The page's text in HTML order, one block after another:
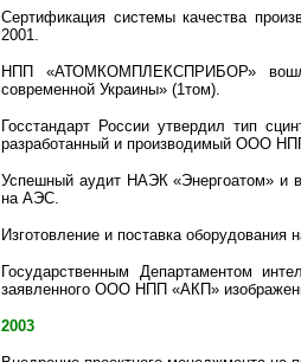
Сертификация системы качества
2001.
НПП «АТОМКОМПЛЕКСПРИБОР»
современной Украины» (1том).
Госстандарт России утвердил тип
разработанный и производимый ООО
Успешный аудит НАЭК «Энергоатом» и
на АЭС.
Изготовление и поставка оборудования
Государственным Департаментом
заявленного ООО НПП «АКП»
2003